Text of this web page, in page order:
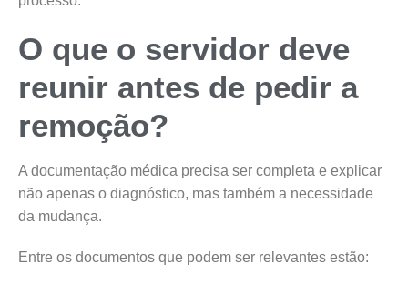
O que o servidor deve
reunir antes de pedir a
remoção?
A documentação médica precisa ser completa e explicar
não apenas o diagnóstico, mas também a necessidade
da mudança.
Entre os documentos que podem ser relevantes estão: